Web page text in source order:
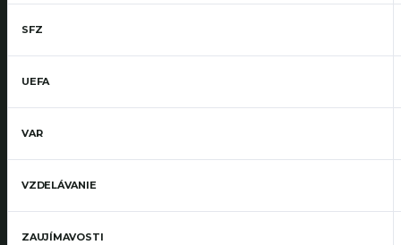
SFZ
UEFA
VAR
VZDELÁVANIE
ZAUJÍMAVOSTI